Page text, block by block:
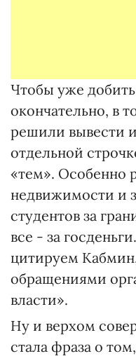
Чтобы уже
окончательно, в
решили вывести
отдельной
«тем». Особенно
недвижимости и
студентов за
все - за
цитируем
обращениями
власти».
Ну и верхом
стала фраза о